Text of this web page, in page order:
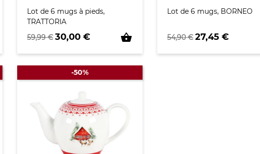
Lot de 6 mugs à pieds,
TRATTORIA
Prix de base
59,99 € Prix
30,00 € shopping_basket
Lot de 6 mugs, BORNEO
Prix de base
54,90 € Prix
27,45 €
-50%